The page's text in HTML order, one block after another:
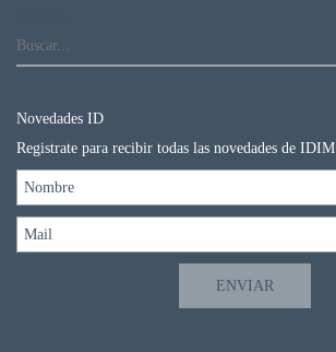
4100
RECETAS
ONLINE
Novedades ID
Registrate para recibir todas las novedades de IDIM